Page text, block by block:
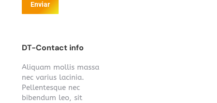
Enviar
DT-Contact info
Aliquam mollis massa
nec varius lacinia.
Pellentesque nec
bibendum leo, sit